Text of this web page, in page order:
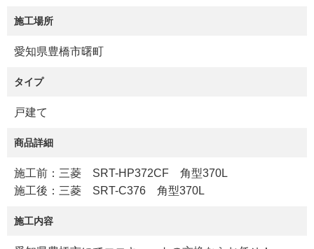
施工場所
愛知県豊橋市曙町
タイプ
戸建て
商品詳細
施工前：三菱 SRT-HP372CF 角型370L
施工後：三菱 SRT-C376 角型370L
施工内容